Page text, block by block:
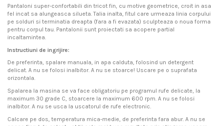
Pantaloni super-confortabili din tricot fin, cu motive geometrice, croit in asa
fel incat sa alungeasca silueta. Talia inalta, fitul care urmeaza linia corpului
pe solduri si terminatia dreapta (fara a fi evazata) sculpteaza o noua forma
pentru corpul tau. Pantalonii sunt proiectati sa acopere partial
incaltamintea.
Instructiuni de ingrijire:
De preferinta, spalare manuala, in apa calduta, folosind un detergent
delicat. A nu se folosi inalbitor. A nu se stoarce! Uscare pe o suprafata
orizontala.
Spalarea la masina se va face obligatoriu pe programul rufe delicate, la
maximum 30 grade C, stoarcere la maximum 600 rpm. A nu se folosi
inalbitor. A nu se usca la uscatorul de rufe electronic.
Calcare pe dos, temperatura mica-medie, de preferinta fara abur. A nu se